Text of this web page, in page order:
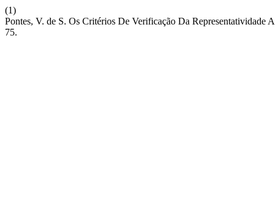
(1)
Pontes, V. de S. Os Critérios De Verificação Da
75.